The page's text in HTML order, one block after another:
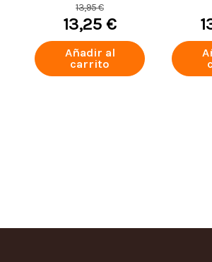
ANILLAS +
RECAMBIO VERDE
CLARO
13,95 €
13,25 €
Añadir al
carrito